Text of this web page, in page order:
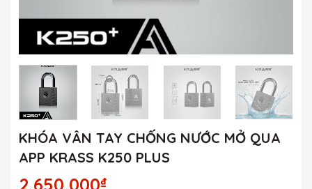
KHÓA VÂN TAY CHỐNG NƯỚC MỞ QUA
APP KRASS K250 PLUS
2,650,000₫